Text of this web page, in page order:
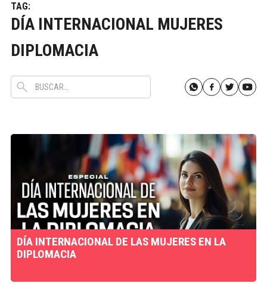
TAG:
DÍA INTERNACIONAL MUJERES
DIPLOMACIA
DÍA INTERNACIONAL DE LAS MUJERES EN LA
DIPLOMACIA